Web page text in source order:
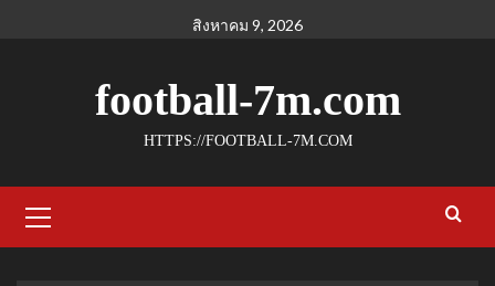
สิงหาคม 9, 2026
football-7m.com
HTTPS://FOOTBALL-7M.COM
Menu